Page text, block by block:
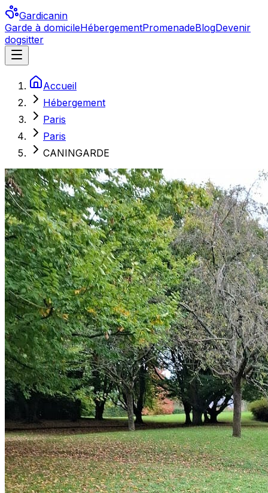
Gardicanin
Garde à domicileHébergementPromenadeBlogDevenir
dogsitter
Accueil
Hébergement
Paris
Paris
CANINGARDE